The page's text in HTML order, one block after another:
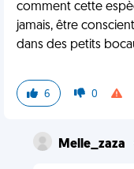
comment cette
jamais, être
dans des petits
6 0
Melle_zaza